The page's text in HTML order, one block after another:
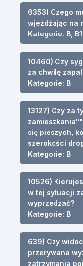
6353) Czego
wjeżdżając na
Kategorie: B, B1
10460) Czy
za chwilę
Kategorie: B
13127) Czy za
się pieszych,
szerokości
Kategorie: B
10526)
w tej sytuacji
wyprzedzać?
Kategorie: B
639) Czy
przerywana
zatrzymania